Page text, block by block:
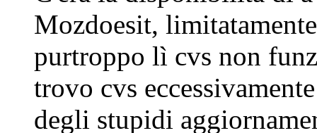
Mozdoesit,
purtroppo lì cvs non
trovo cvs
degli stupidi